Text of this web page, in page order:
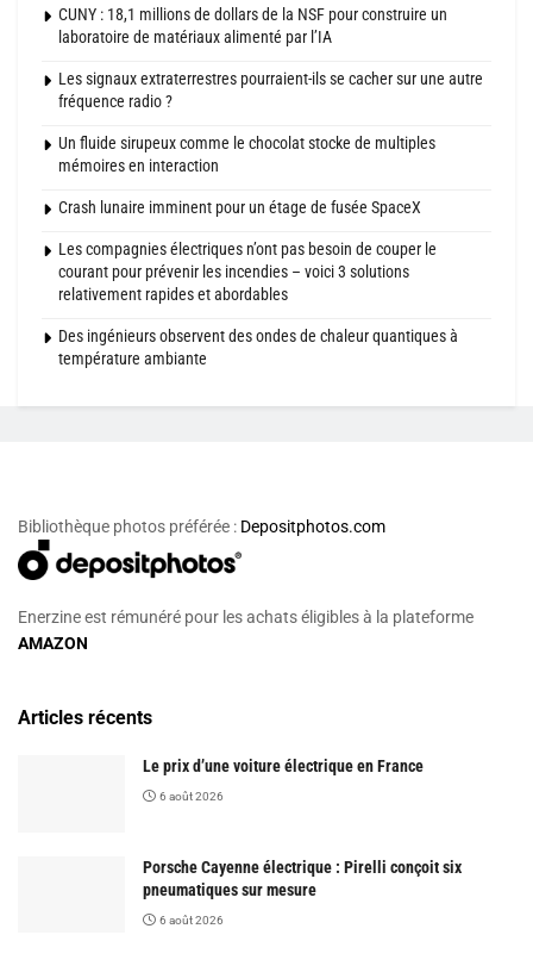
CUNY : 18,1 millions de dollars de la NSF pour construire un
laboratoire de matériaux alimenté par l’IA
Les signaux extraterrestres pourraient-ils se cacher sur une autre
fréquence radio ?
Un fluide sirupeux comme le chocolat stocke de multiples
mémoires en interaction
Crash lunaire imminent pour un étage de fusée SpaceX
Les compagnies électriques n’ont pas besoin de couper le
courant pour prévenir les incendies – voici 3 solutions
relativement rapides et abordables
Des ingénieurs observent des ondes de chaleur quantiques à
température ambiante
Bibliothèque photos préférée : Depositphotos.com
Enerzine est rémunéré pour les achats éligibles à la plateforme
AMAZON
Articles récents
Le prix d’une voiture électrique en France
6 août 2026
Porsche Cayenne électrique : Pirelli conçoit six
pneumatiques sur mesure
6 août 2026